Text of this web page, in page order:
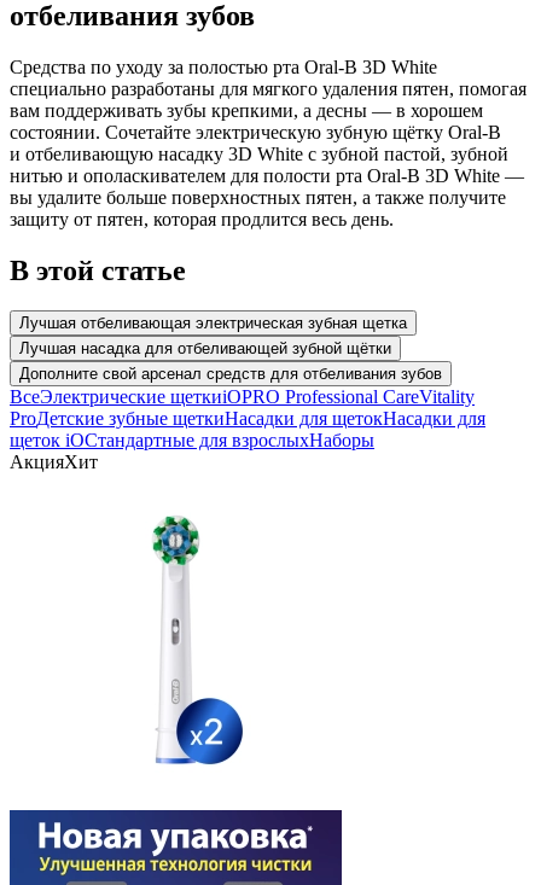
отбеливания зубов
Средства по уходу за полостью рта Oral-B 3D White
специально разработаны для мягкого удаления пятен, помогая
вам поддерживать зубы крепкими, а десны — в хорошем
состоянии. Сочетайте электрическую зубную щётку Oral-B
и отбеливающую насадку 3D White с зубной пастой, зубной
нитью и ополаскивателем для полости рта Oral-B 3D White —
вы удалите больше поверхностных пятен, а также получите
защиту от пятен, которая продлится весь день.
В этой статье
Лучшая отбеливающая электрическая зубная щетка
Лучшая насадка для отбеливающей зубной щётки
Дополните свой арсенал средств для отбеливания зубов
ВсеЭлектрические щеткиiOPRO Professional CareVitality
ProДетские зубные щеткиНасадки для щетокНасадки для
щеток iOСтандартные для взрослыхНаборы
АкцияХит